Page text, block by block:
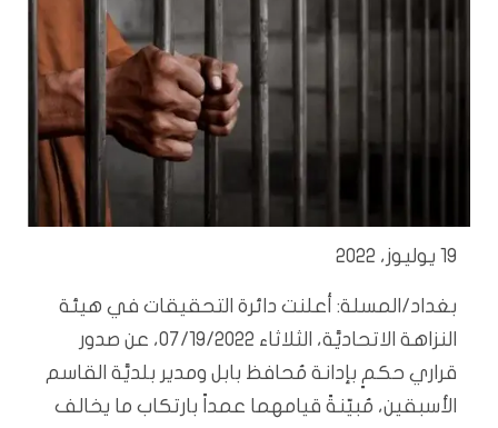
19 يوليوز، 2022
بغداد/المسلة: أعلنت دائرة التحقيقات في هيئة
النزاهة الاتحاديَّة، الثلاثاء 07/19/2022، عن صدور
قراري حكمٍ بإدانة مُحافظ بابل ومدير بلديَّة القاسم
الأسبقين، مُبيّنةً قيامهما عمداً بارتكاب ما يخالف